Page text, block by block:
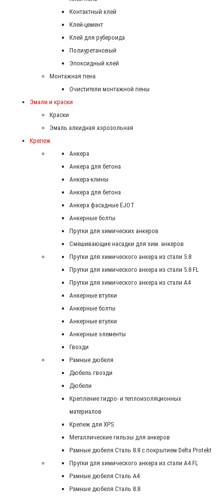
Контактный клей
Клей-цемент
Клей для рубероида
Полиуретановый
Эпоксидный клей
Монтажная пена
Очистители монтажной пены
Эмали и краски
Краски
Эмаль алкидная аэрозольная
Крепеж
Анкера
Анкера для бетона
Анкера-клины
Анкера для бетона
Анкера фасадные EJOT
Анкерные болты
Прутки для химических анкеров
Смешивающие насадки для хим. анкеров
Прутки для химического анкера из стали 5.8
Прутки для химического анкера из стали 5.8 FL
Прутки для химического анкера из стали А4
Анкерные втулки
Анкерные болты
Анкерные втулки
Анкерные элементы
Гвозди
Рамные дюбеля
Дюбель гвозди
Дюбели
Крепление гидро- и теплоизоляционных
материалов
Крепеж для XPS
Металлические гильзы для анкеров
Рамные дюбеля Сталь 8.8 с покрытием Delta Protekt
Прутки для химического анкера из стали А4 FL
Рамные дюбеля Сталь A4
Рамные дюбеля Сталь 8.8